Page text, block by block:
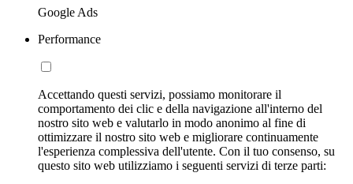
Google Ads
Performance
Accettando questi servizi, possiamo monitorare il
comportamento dei clic e della navigazione all'interno del
nostro sito web e valutarlo in modo anonimo al fine di
ottimizzare il nostro sito web e migliorare continuamente
l'esperienza complessiva dell'utente. Con il tuo consenso, su
questo sito web utilizziamo i seguenti servizi di terze parti: